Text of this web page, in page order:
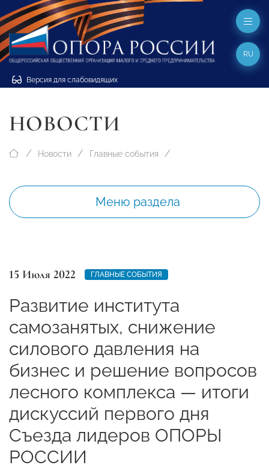
Версия для слабовидящих
RU
НОВОСТИ
Новости Главные события
Меню раздела
15 Июля 2022 ГЛАВНЫЕ СОБЫТИЯ
Развитие института
самозанятых, снижение
силового давления на
бизнес и решение вопросов
лесного комплекса — итоги
дискуссий первого дня
Съезда лидеров ОПОРЫ
РОССИИ